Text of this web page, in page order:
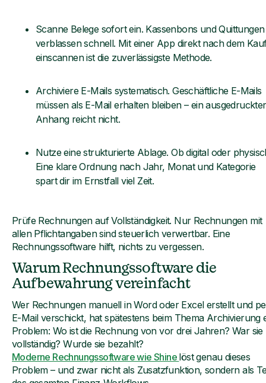
Scanne Belege sofort ein. Kassenbons und Quittungen
verblassen schnell. Mit einer App direkt nach dem
einscannen ist die zuverlässigste Methode.
Archiviere E-Mails systematisch. Geschäftliche E-Mails
müssen als E-Mail erhalten bleiben – ein ausgedruckter
Anhang reicht nicht.
Nutze eine strukturierte Ablage. Ob digital oder
Eine klare Ordnung nach Jahr, Monat und Kategorie
spart dir im Ernstfall viel Zeit.
Prüfe Rechnungen auf Vollständigkeit. Nur Rechnungen mit
allen Pflichtangaben sind steuerlich verwertbar. Eine
Rechnungssoftware hilft, nichts zu vergessen.
Warum Rechnungssoftware die
Aufbewahrung vereinfacht
Wer Rechnungen manuell in Word oder Excel erstellt und
E-Mail verschickt, hat spätestens beim Thema Archivierung
Problem: Wo ist die Rechnung von vor drei Jahren? War sie
vollständig? Wurde sie bezahlt?
Moderne Rechnungssoftware wie Shine löst genau dieses
Problem – und zwar nicht als Zusatzfunktion, sondern als